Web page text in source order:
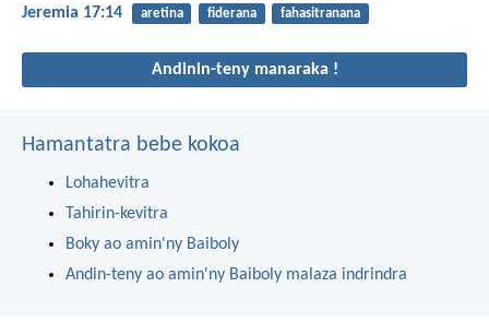
Jeremia 17:14 aretina fiderana fahasitranana
Andinin-teny manaraka !
Hamantatra bebe kokoa
Lohahevitra
Tahirin-kevitra
Boky ao amin'ny Baiboly
Andin-teny ao amin'ny Baiboly malaza indrindra